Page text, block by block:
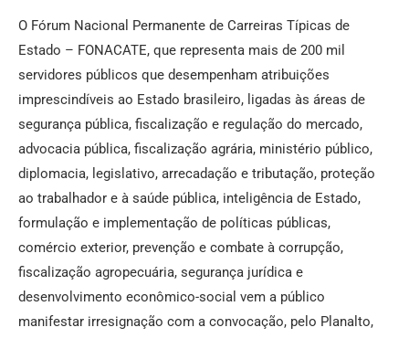
O Fórum Nacional Permanente de Carreiras Típicas de
Estado – FONACATE, que representa mais de 200 mil
servidores públicos que desempenham atribuições
imprescindíveis ao Estado brasileiro, ligadas às áreas de
segurança pública, fiscalização e regulação do mercado,
advocacia pública, fiscalização agrária, ministério público,
diplomacia, legislativo, arrecadação e tributação, proteção
ao trabalhador e à saúde pública, inteligência de Estado,
formulação e implementação de políticas públicas,
comércio exterior, prevenção e combate à corrupção,
fiscalização agropecuária, segurança jurídica e
desenvolvimento econômico-social vem a público
manifestar irresignação com a convocação, pelo Planalto,